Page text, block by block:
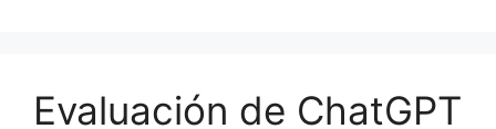
Evaluación de ChatGPT